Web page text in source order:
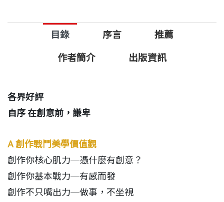
當你有感而發，創意，無所不在。
☆收錄盧建彰與五位創作者的唇槍舌戰：
本書作者Kurt於廣告界累積十多年經驗，
加上與各界創意人腦力激盪，
創意心法
→ 稍微偏離既定的軌道，那不確定性，其實就是創意
的沃土。
目錄 序言 推薦
作者簡介 出版資訊
各界好評
自序 在創意前，謙卑
A 創作戰鬥美學價值觀
創作你核心肌力─憑什麼有創意？
創作你基本戰力─有感而發
創作不只嘴出力─做事，不坐視